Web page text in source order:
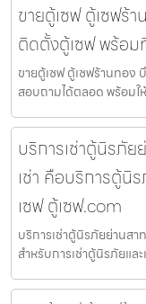
ขายตู้เซฟ ตู้เซฟร้
ติดตั้งตู้เซฟ พร้อม
ขายตู้เซฟ ตู้เซฟร้านทอง
สอบถามได้ตลอด พร้อมใ
บริการเช่าตู้นิรภัย
เช่า คือบริการตู้นิ
เซฟ ตู้เซฟ.com
บริการเช่าตู้นิรภัยย่านสา
สำหรับการเช่าตู้นิรภัยและ